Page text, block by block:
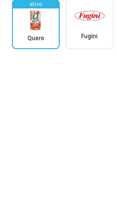
ativo
Quero Fugini